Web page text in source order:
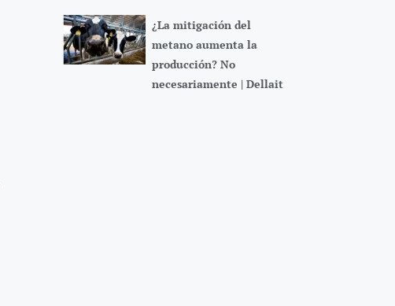
¿La mitigación del
metano aumenta la
producción? No
necesariamente | Dellait